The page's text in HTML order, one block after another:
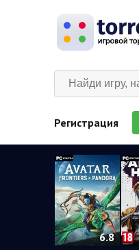
Регистрация
6.8